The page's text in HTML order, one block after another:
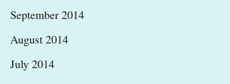
September 2014
August 2014
July 2014